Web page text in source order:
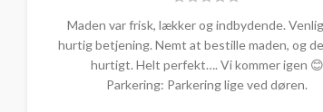
Maden var frisk, lækker og indbydende.
hurtig betjening. Nemt at bestille maden, og
hurtigt. Helt perfekt…. Vi kommer igen 😊
Parkering: Parkering lige ved døren.